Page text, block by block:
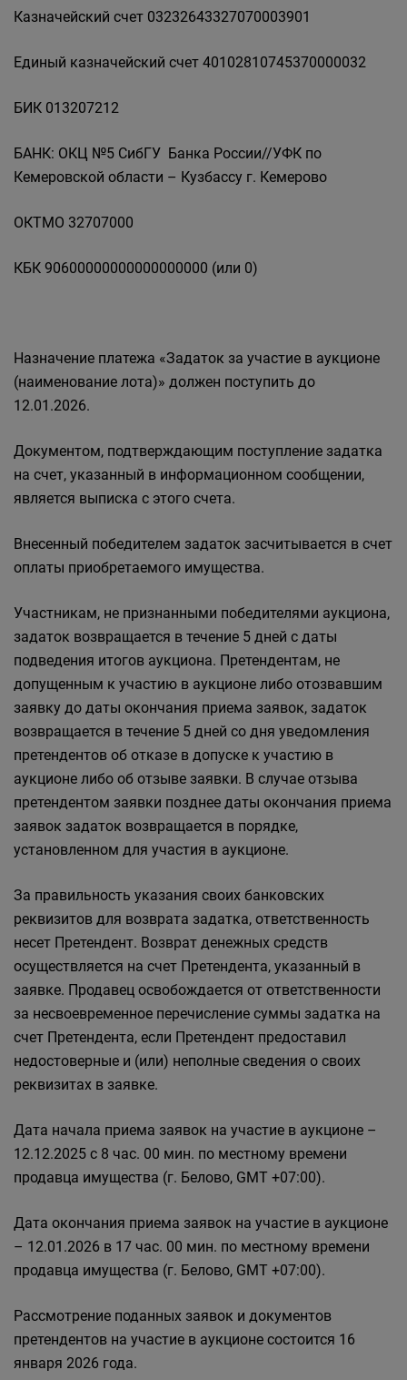
Казначейский счет 03232643327070003901
Единый казначейский счет 40102810745370000032
БИК 013207212
БАНК: ОКЦ №5 СибГУ Банка России//УФК по
Кемеровской области – Кузбассу г. Кемерово
ОКТМО 32707000
КБК 90600000000000000000 (или 0)
Назначение платежа «Задаток за участие в аукционе
(наименование лота)» должен поступить до
12.01.2026.
Документом, подтверждающим поступление задатка
на счет, указанный в информационном сообщении,
является выписка с этого счета.
Внесенный победителем задаток засчитывается в счет
оплаты приобретаемого имущества.
Участникам, не признанными победителями аукциона,
задаток возвращается в течение 5 дней с даты
подведения итогов аукциона. Претендентам, не
допущенным к участию в аукционе либо отозвавшим
заявку до даты окончания приема заявок, задаток
возвращается в течение 5 дней со дня уведомления
претендентов об отказе в допуске к участию в
аукционе либо об отзыве заявки. В случае отзыва
претендентом заявки позднее даты окончания приема
заявок задаток возвращается в порядке,
установленном для участия в аукционе.
За правильность указания своих банковских
реквизитов для возврата задатка, ответственность
несет Претендент. Возврат денежных средств
осуществляется на счет Претендента, указанный в
заявке. Продавец освобождается от ответственности
за несвоевременное перечисление суммы задатка на
счет Претендента, если Претендент предоставил
недостоверные и (или) неполные сведения о своих
реквизитах в заявке.
Дата начала приема заявок на участие в аукционе –
12.12.2025 с 8 час. 00 мин. по местному времени
продавца имущества (г. Белово, GMT +07:00).
Дата окончания приема заявок на участие в аукционе
– 12.01.2026 в 17 час. 00 мин. по местному времени
продавца имущества (г. Белово, GMT +07:00).
Рассмотрение поданных заявок и документов
претендентов на участие в аукционе состоится 16
января 2026 года.